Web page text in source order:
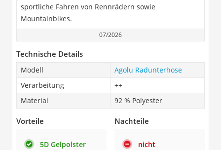
sportliche Fahren von Rennrädern sowie
Mountainbikes.
07/2026
Technische Details
Modell
Agolu Radunterhose
Verarbeitung
++
Material
92 % Polyester
Vorteile
5D Gelpolster
Nachteile
nicht